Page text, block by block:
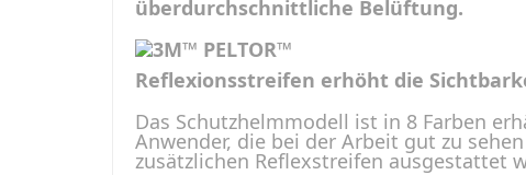
überdurchschnittliche Belüftung.
Reflexionsstreifen erhöht die
Das Schutzhelmmodell ist in 8 Farben
Anwender, die bei der Arbeit gut zu
zusätzlichen Reflexstreifen ausgestattet